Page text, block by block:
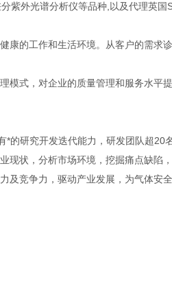
紫外光谱分析仪等品种,以及代理英国
的工作和生活环境。从客户的需求
式，对企业的质量管理和服务水平
研究开发迭代能力，研发团队超20
现状，分析市场环境，挖掘痛点缺陷
及竞争力，驱动产业发展，为气体安